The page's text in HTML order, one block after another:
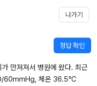
나가기
정답 확인
만져져서 병원에 왔다. 최근
60mmHg, 체온 36.5℃